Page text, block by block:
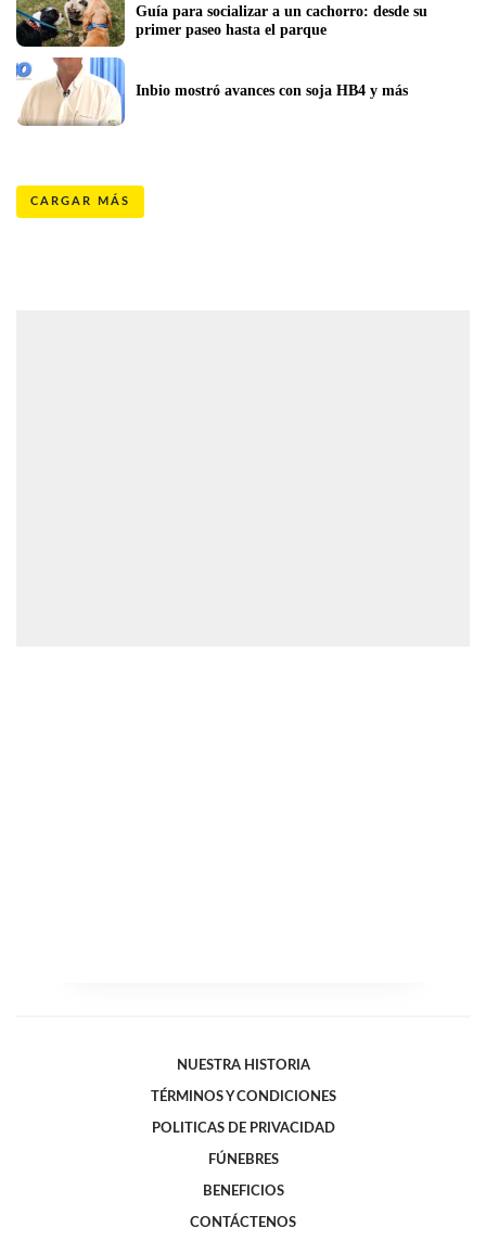
Guía para socializar a un cachorro: desde su
primer paseo hasta el parque
Inbio mostró avances con soja HB4 y más
CARGAR MÁS
NUESTRA HISTORIA
TÉRMINOS Y CONDICIONES
POLITICAS DE PRIVACIDAD
FÚNEBRES
BENEFICIOS
CONTÁCTENOS